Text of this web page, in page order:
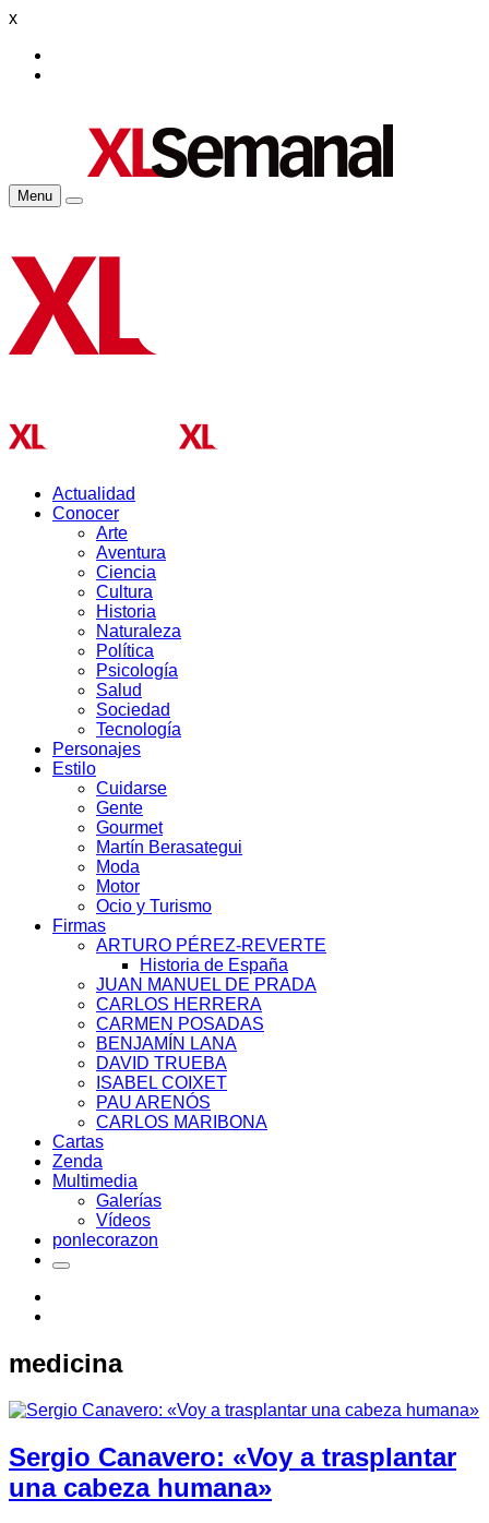
x
Menu
Actualidad
Conocer
Arte
Aventura
Ciencia
Cultura
Historia
Naturaleza
Política
Psicología
Salud
Sociedad
Tecnología
Personajes
Estilo
Cuidarse
Gente
Gourmet
Martín Berasategui
Moda
Motor
Ocio y Turismo
Firmas
ARTURO PÉREZ-REVERTE
Historia de España
JUAN MANUEL DE PRADA
CARLOS HERRERA
CARMEN POSADAS
BENJAMÍN LANA
DAVID TRUEBA
ISABEL COIXET
PAU ARENÓS
CARLOS MARIBONA
Cartas
Zenda
Multimedia
Galerías
Vídeos
ponlecorazon
medicina
Sergio Canavero: «Voy a trasplantar
una cabeza humana»